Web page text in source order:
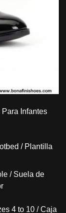
Infantes
/ Plantilla
/ Suela de
4 to 10 / Caja